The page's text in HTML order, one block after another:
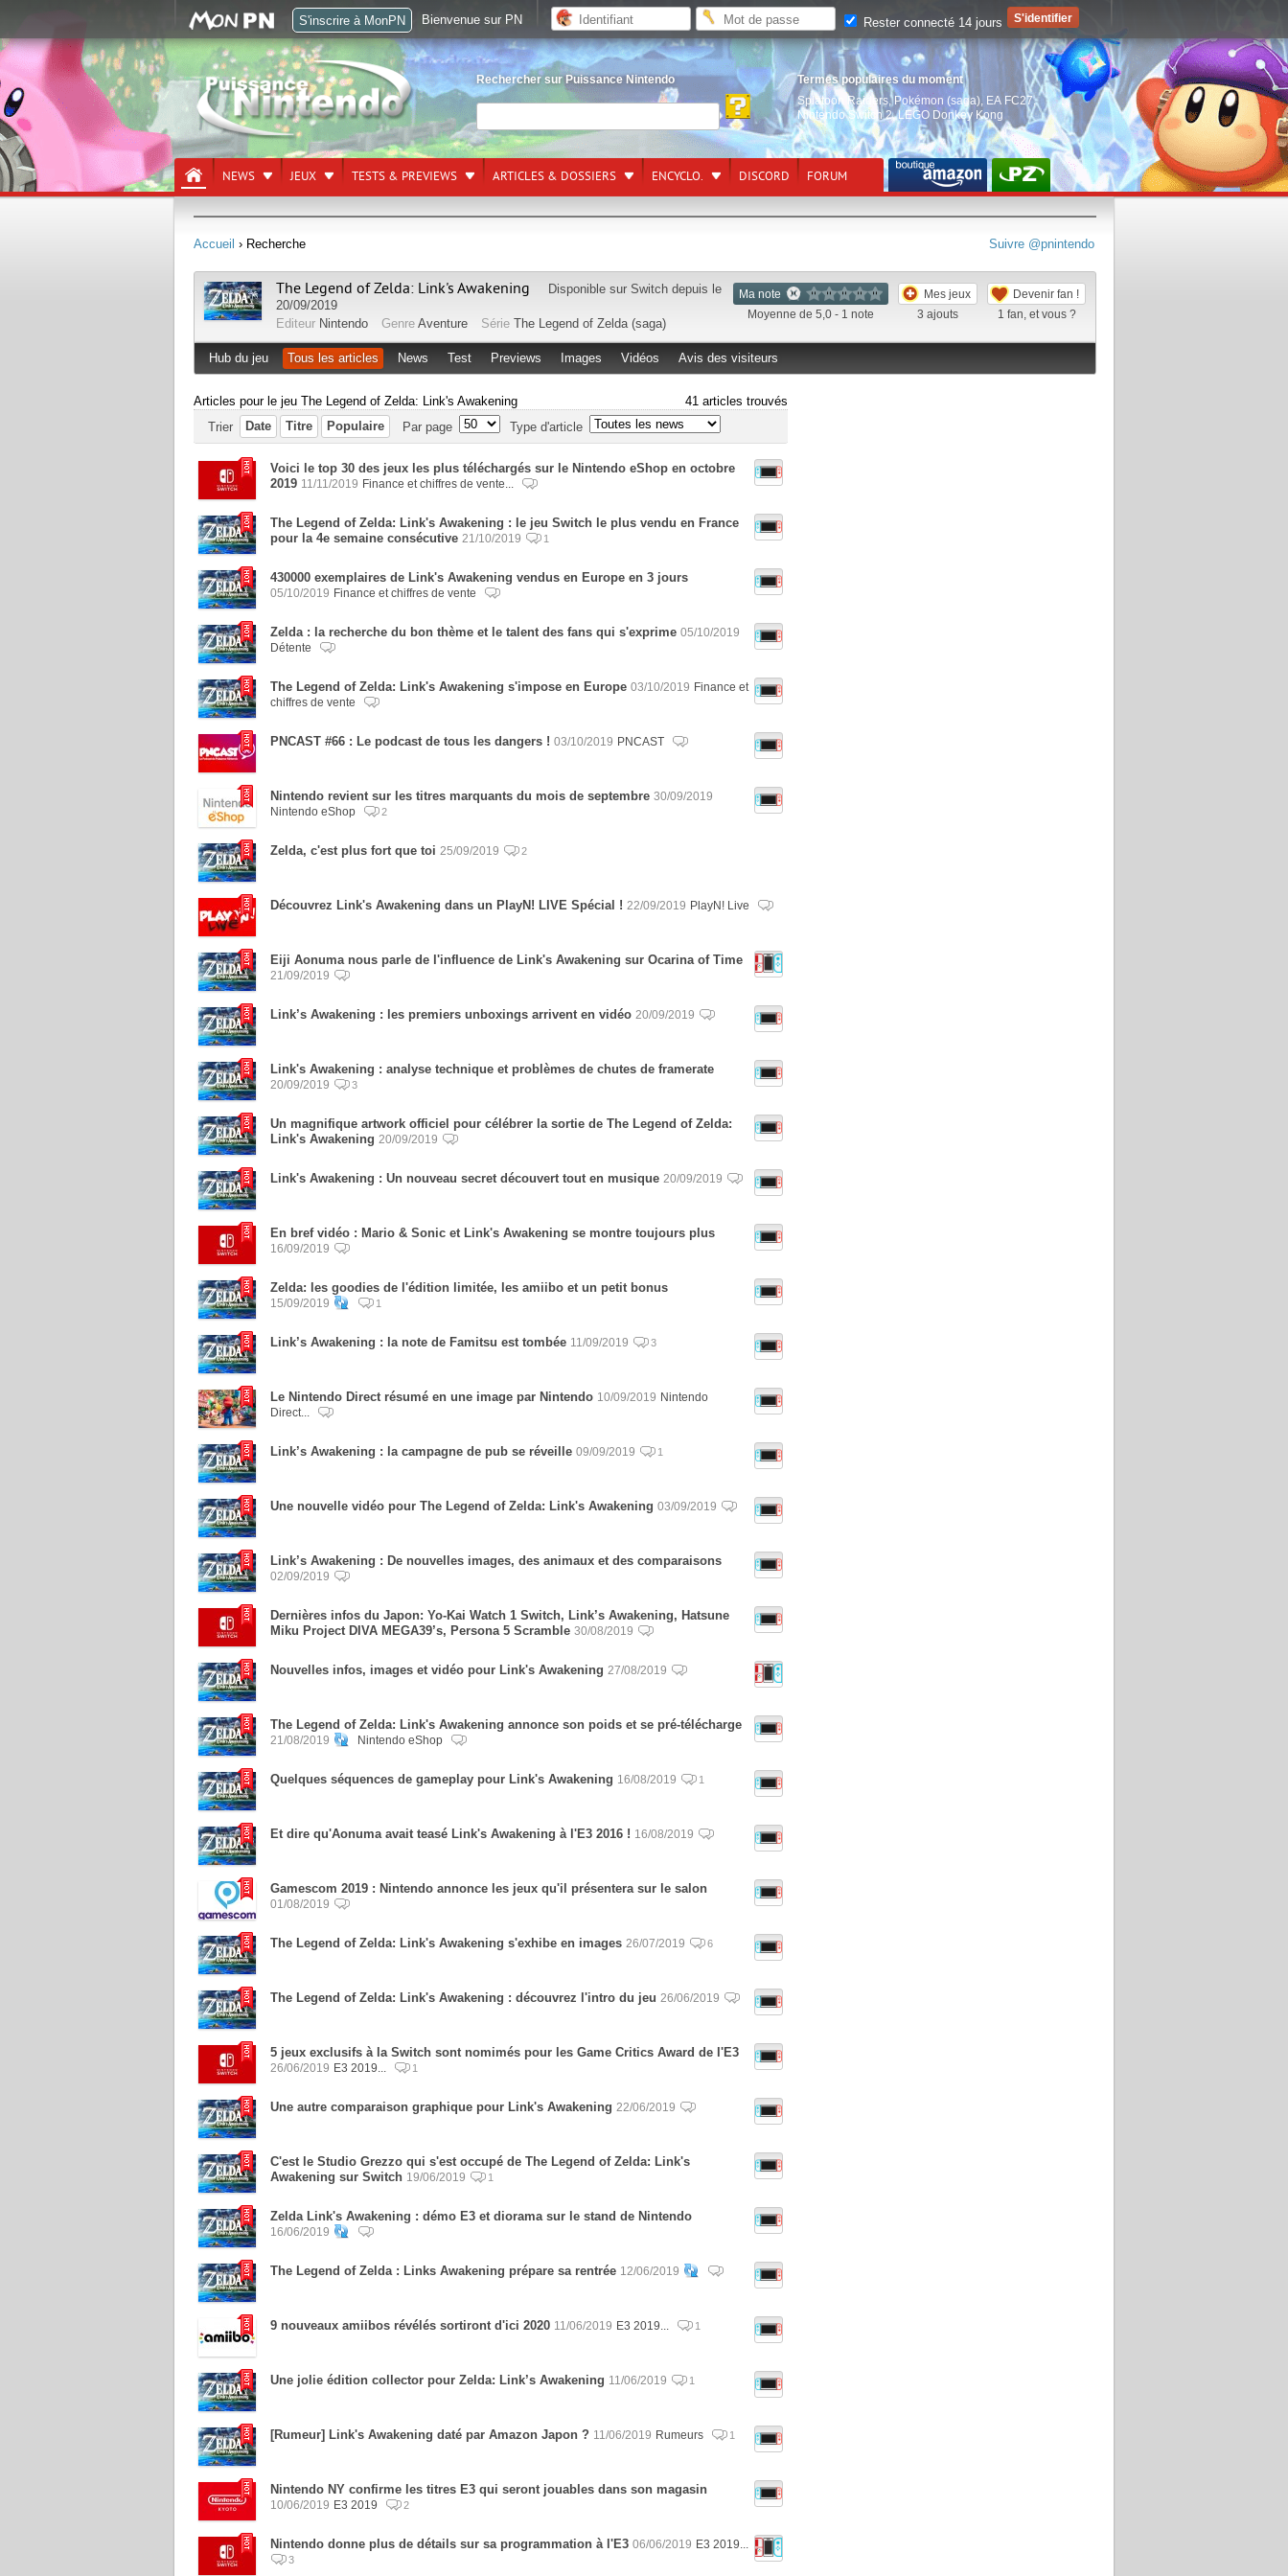
Rechercher sur Puissance Nintendo
Termes populaires du moment
Splatoon Raiders, Pokémon (saga) EA FC27,
Nintendo Switch 2,LEGO Donkey Kong
NEWS JEUX TESTS & PREVIEWS ARTICLES & DOSSIERS ENCYCLO. DISCORD FORUM
Suivre @pnintendo
Accueil › Recherche
Ma note
Moyenne de 5,0 - 1 note
Mes jeux
3 ajouts
Devenir fan !
1 fan, et vous ?
The Legend of Zelda: Link's Awakening Disponible sur Switch depuis le
20/09/2019
Editeur Nintendo Genre Aventure Série The Legend of Zelda (saga)
Hub du jeu Tous les articles News Test Previews Images Vidéos Avis des visiteurs
Articles pour le jeu The Legend of Zelda: Link's Awakening
41 articles trouvés
Trier
Date Titre Populaire Par page Type d'article
Voici le top 30 des jeux les plus téléchargés sur le Nintendo eShop en octobre
2019 11/11/2019 Finance et chiffres de vente...
The Legend of Zelda: Link's Awakening : le jeu Switch le plus vendu en France
pour la 4e semaine consécutive 21/10/2019 1
430000 exemplaires de Link's Awakening vendus en Europe en 3 jours
05/10/2019 Finance et chiffres de vente
Zelda : la recherche du bon thème et le talent des fans qui s'exprime 05/10/2019
Détente
The Legend of Zelda: Link's Awakening s'impose en Europe 03/10/2019 Finance et
chiffres de vente
PNCAST #66 : Le podcast de tous les dangers ! 03/10/2019 PNCAST
Nintendo revient sur les titres marquants du mois de septembre 30/09/2019
Nintendo eShop
2
Zelda, c'est plus fort que toi 25/09/2019 2
Découvrez Link's Awakening dans un PlayN! LIVE Spécial ! 22/09/2019 PlayN! Live
Eiji Aonuma nous parle de l'influence de Link's Awakening sur Ocarina of Time
21/09/2019
Link’s Awakening : les premiers unboxings arrivent en vidéo 20/09/2019
Link's Awakening : analyse technique et problèmes de chutes de framerate
20/09/2019 3
Un magnifique artwork officiel pour célébrer la sortie de The Legend of Zelda:
Link's Awakening 20/09/2019
Link's Awakening : Un nouveau secret découvert tout en musique 20/09/2019
En bref vidéo : Mario & Sonic et Link's Awakening se montre toujours plus
16/09/2019
Zelda: les goodies de l'édition limitée, les amiibo et un petit bonus
15/09/2019 1
Link’s Awakening : la note de Famitsu est tombée 11/09/2019 3
Le Nintendo Direct résumé en une image par Nintendo 10/09/2019 Nintendo
Direct...
Link’s Awakening : la campagne de pub se réveille 09/09/2019 1
Une nouvelle vidéo pour The Legend of Zelda: Link's Awakening 03/09/2019
Link’s Awakening : De nouvelles images, des animaux et des comparaisons
02/09/2019
Dernières infos du Japon: Yo-Kai Watch 1 Switch, Link’s Awakening, Hatsune
Miku Project DIVA MEGA39’s, Persona 5 Scramble 30/08/2019
Nouvelles infos, images et vidéo pour Link's Awakening 27/08/2019
The Legend of Zelda: Link's Awakening annonce son poids et se pré-télécharge
21/08/2019 Nintendo eShop
Quelques séquences de gameplay pour Link's Awakening 16/08/2019 1
Et dire qu'Aonuma avait teasé Link's Awakening à l'E3 2016 ! 16/08/2019
Gamescom 2019 : Nintendo annonce les jeux qu'il présentera sur le salon
01/08/2019
The Legend of Zelda: Link's Awakening s'exhibe en images 26/07/2019 6
The Legend of Zelda: Link's Awakening : découvrez l'intro du jeu 26/06/2019
5 jeux exclusifs à la Switch sont nomimés pour les Game Critics Award de l'E3
26/06/2019 E3 2019... 1
Une autre comparaison graphique pour Link's Awakening 22/06/2019
C'est le Studio Grezzo qui s'est occupé de The Legend of Zelda: Link's
Awakening sur Switch 19/06/2019 1
Zelda Link's Awakening : démo E3 et diorama sur le stand de Nintendo
16/06/2019
The Legend of Zelda : Links Awakening prépare sa rentrée 12/06/2019
9 nouveaux amiibos révélés sortiront d'ici 2020 11/06/2019 E3 2019... 1
Une jolie édition collector pour Zelda: Link’s Awakening 11/06/2019 1
[Rumeur] Link's Awakening daté par Amazon Japon ? 11/06/2019 Rumeurs 1
Nintendo NY confirme les titres E3 qui seront jouables dans son magasin
10/06/2019 E3 2019 2
Nintendo donne plus de détails sur sa programmation à l'E3 06/06/2019 E3 2019...
3
S'inscrire à MonPN Bienvenue sur PN Rester connecté 14 jours